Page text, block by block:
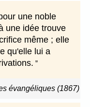
une noble
une idée trouve
même ; elle
qu'elle lui a
évangéliques (1867)